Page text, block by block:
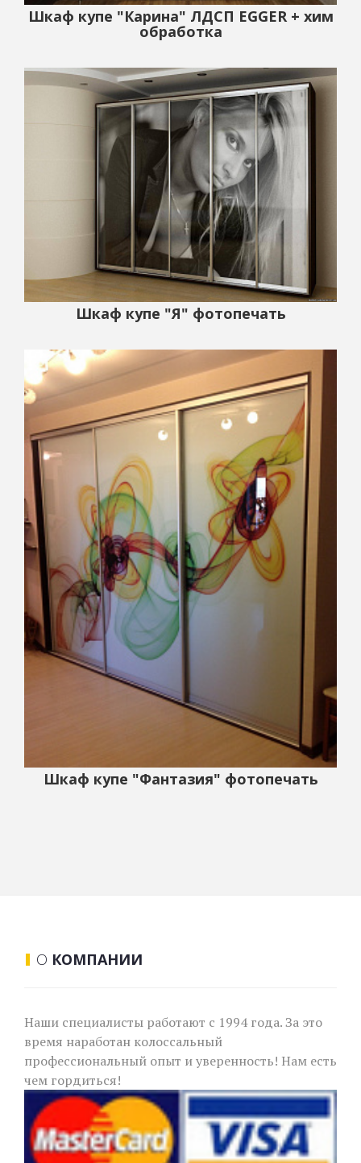
Шкаф купе "Карина" ЛДСП EGGER + хим
обработка
Шкаф купе "Я" фотопечать
Шкаф купе "Фантазия" фотопечать
О КОМПАНИИ
Наши специалисты работают с 1994 года. За это
время наработан колоссальный
профессиональный опыт и уверенность! Нам есть
чем гордиться!